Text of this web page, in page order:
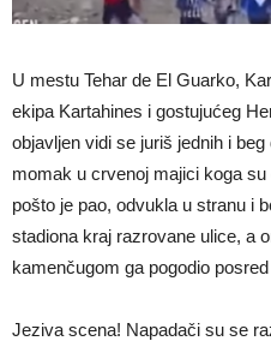
U mestu Tehar de El Guarko,
ekipa Kartahines i gostujućeg
objavljen vidi se juriš jednih i
momak u crvenoj majici koga
pošto je pao, odvukla u stranu i
stadiona kraj razrovane ulice, a
kamenčugom ga pogodio
Jeziva scena! Napadači su se